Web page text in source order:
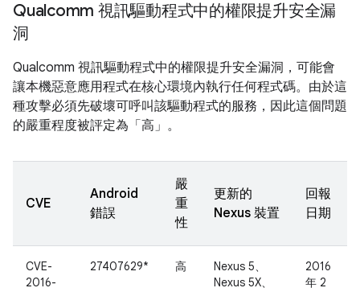
Qualcomm 視訊驅動程式中的權限提升安全漏
洞
Qualcomm 視訊驅動程式中的權限提升安全漏洞，可能會
讓本機惡意應用程式在核心環境內執行任何程式碼。由於這
種攻擊必須先破壞可呼叫該驅動程式的服務，因此這個問題
的嚴重程度被評定為「高」。
CVE
Android
錯誤
嚴
重
性
更新的
Nexus 裝置
回報
日期
CVE-
2016-
27407629* 高
Nexus 5、
Nexus 5X、
2016
年 2